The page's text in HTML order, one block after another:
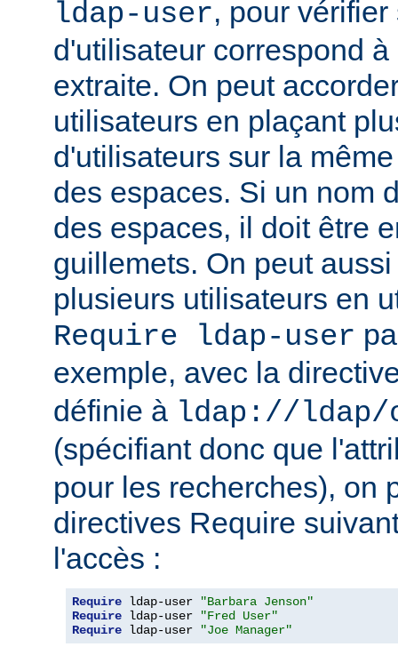
ldap-user, pour
d'utilisateur correspond
extraite. On peut
utilisateurs en plaçant
d'utilisateurs sur la
des espaces. Si un nom
des espaces, il doit être
guillemets. On peut
plusieurs utilisateurs en
Require ldap-user
exemple, avec la
définie à ldap://ldap/
(spécifiant donc que
pour les recherches), on
directives Require
l'accès :
Require ldap-user
"Barbara Jenson"
Require ldap-user
"Fred User"
Require ldap-user "Joe Manager"